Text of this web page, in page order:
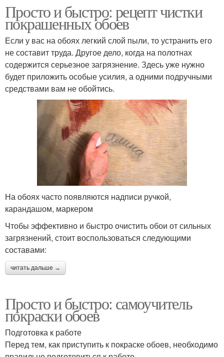
Просто и быстро: рецепт чистки
покрашенных обоев
Если у вас на обоях легкий слой пыли, то устранить его
не составит труда. Другое дело, когда на полотнах
содержится серьезное загрязнение. Здесь уже нужно
будет приложить особые усилия, а одними подручными
средствами вам не обойтись.
На обоях часто появляются надписи ручкой,
карандашом, маркером
Чтобы эффективно и быстро очистить обои от сильных
загрязнений, стоит воспользоваться следующими
составами:
читать дальше →
Просто и быстро: самоучитель
покраски обоев
Подготовка к работе
Перед тем, как приступить к покраске обоев, необходимо